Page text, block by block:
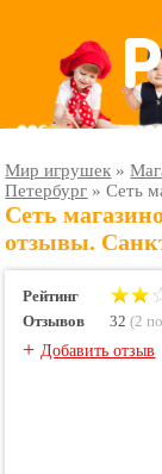
Мир игрушек »
Петербург »Сеть
Сеть
отзывы.
Рейтинг
Отзывов
32 (2
+Добавить отзыв